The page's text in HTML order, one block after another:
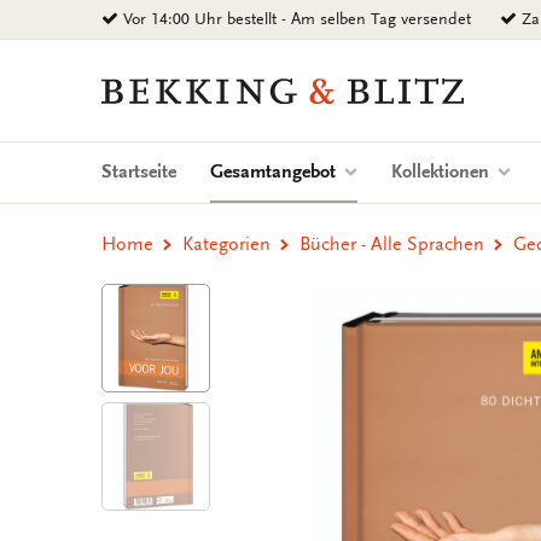
zum
Vor 14:00 Uhr bestellt - Am selben Tag versendet
Bekking
Blitz
Uitgevers
Startseite Gesamtangebot (current)Kollektionen
Home Kategorien Bücher - Alle Sprachen